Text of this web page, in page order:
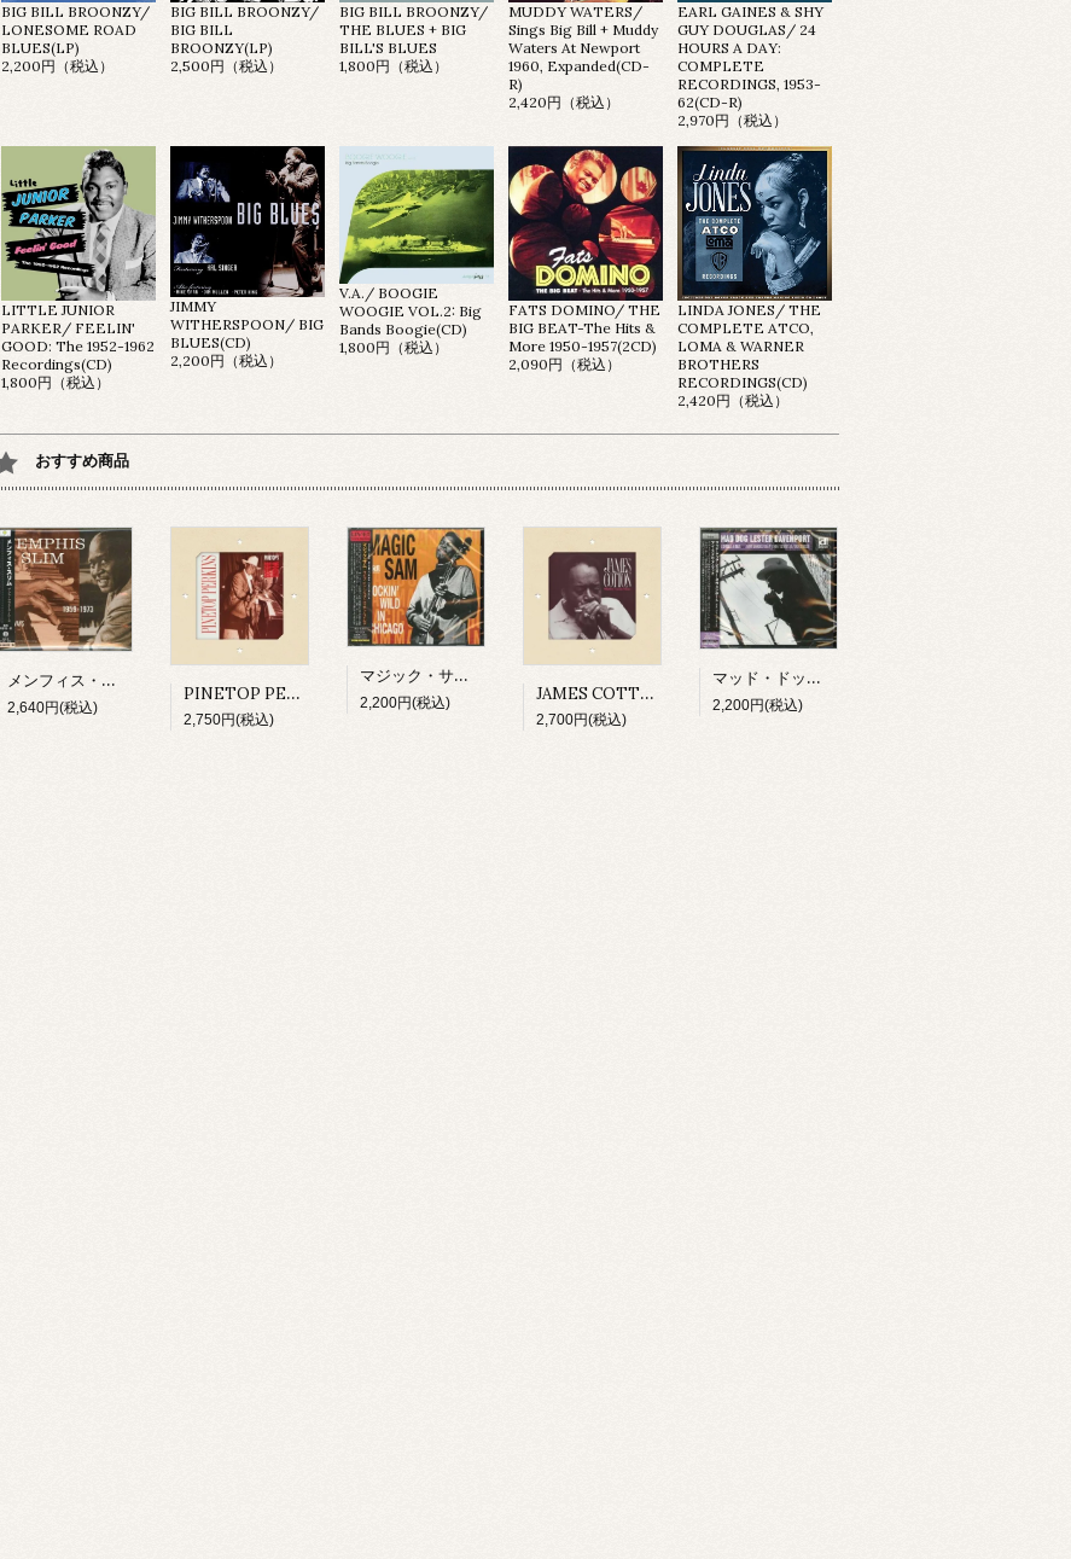
BIG BILL BROONZY/
LONESOME ROAD
BLUES(LP)
2,200円（税込）
BIG BILL BROONZY/
BIG BILL
BROONZY(LP)
2,500円（税込）
BIG BILL BROONZY/
THE BLUES + BIG
BILL'S BLUES
1,800円（税込）
MUDDY WATERS/
Sings Big Bill + Muddy
Waters At Newport
1960, Expanded(CD-
R)
2,420円（税込）
EARL GAINES & SHY
GUY DOUGLAS/ 24
HOURS A DAY:
COMPLETE
RECORDINGS, 1953-
62(CD-R)
2,970円（税込）
LITTLE JUNIOR
PARKER/ FEELIN'
GOOD: The 1952-1962
Recordings(CD)
1,800円（税込）
JIMMY
WITHERSPOON/ BIG
BLUES(CD)
2,200円（税込）
V.A./ BOOGIE
WOOGIE VOL.2: Big
Bands Boogie(CD)
1,800円（税込）
FATS DOMINO/ THE
BIG BEAT-The Hits &
More 1950-1957(2CD)
2,090円（税込）
LINDA JONES/ THE
COMPLETE ATCO,
LOMA & WARNER
BROTHERS
RECORDINGS(CD)
2,420円（税込）
おすすめ商品
メンフィス・スリム/ ザ・フォークウェイズ・イヤーズ(CD)
2,640円(税込)
PINETOP PERKINS/ PINETOP'S BOOGIE WOOGIE(CD)
2,750円(税込)
マジック・サム/ ライヴ・イン・シカゴ～ロッキン・ワイルド(CD)
2,200円(税込) JAMES COTTON/ MIGHTY LONG TIME(CD)
2,700円(税込)
マッド・ドッグ・レスター・ダヴェンポート/ アイ・スメル・ア・ラット(CD)
2,200円(税込)